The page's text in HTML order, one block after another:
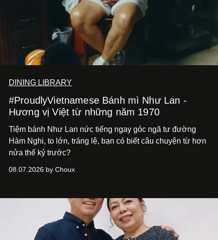
DINING LIBRARY
#ProudlyVietnamese Bánh mì Như Lan -
Hương vị Việt từ những năm 1970
Tiệm bánh Như Lan nức tiếng ngay góc ngã tư đường
Hàm Nghi, to lớn, tráng lệ, bạn có biết câu chuyện từ hơn
nửa thế kỷ trước?
08.07.2026 by Choux